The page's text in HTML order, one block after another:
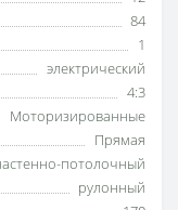
84
1
электрический
4:3
Моторизированные
Прямая
потолочный
рулонный